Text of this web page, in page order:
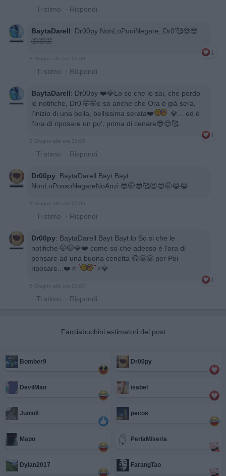
· Ti stimo · Rispondi
BaytaDarell: Dr00py NonLoPuoiNegare, Dr0'🥰😍😎
🤣🤣🤣
1
8 Giugno alle ore 20:03
· Ti stimo · Rispondi
BaytaDarell: Dr00py ❤️💎Lo so che lo sai, che perdo
le notifiche, Dr0'🤭🤭e so anche che Ora è già sera,
l'inizio di una bella, bellissima serata❤️
💎... ed è
l'ora di riposare un po', prima di cenare😎😍🥰
1
8 Giugno alle ore 20:05
· Ti stimo · Rispondi
Dr00py: BaytaDarell Bayt Bayt
NonLoPossoNegareNoAnzi 😎🤭😎🥰😍😍🤭😂😂
8 Giugno alle ore 20:06
· Ti stimo · Rispondi
Dr00py: BaytaDarell Bayt Bayt lo So si che le
notifiche 🤭🤭💎❤️ come so che adesso è l'ora di
pensare ad una buona cenetta 😋🤗🤗 per Poi
riposare...❤️🔆
⚡💎
1
8 Giugno alle ore 20:07
· Ti stimo · Rispondi
Facciabuchini estimatori del post
Bomber9 Dr00py
DevilMan isabel
Junio8 pecos
Mapo PerlaMiseria
Dylan2017 FarangTao